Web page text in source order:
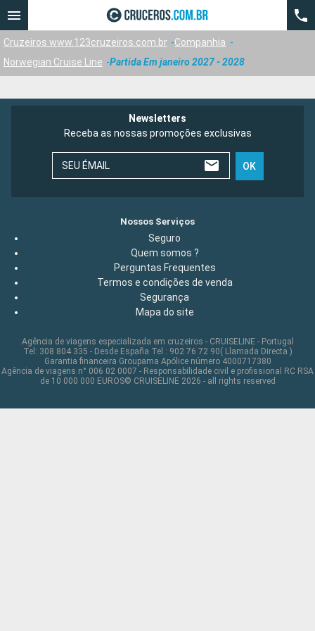
Cruzeiros www.123cruzeiros.com.br
Companhia
Norwegian Cruise Line
Partida Em janeiro 2027 - 2028
Newsletters
Receba as nossas promoções exclusivas
SEU ÉMAIL OK
Nossos Serviços
Seguro
Quem somos ?
Perguntas Frequentes
Termos e condições de venda
Segurança
Mapa do site
Agência de viagens especializada em cruzeiros - CRUISELINE - Portugal
Tel: 308 804 335 - Desde España Tel : 902 76 72 90( Llamada Directa )
Garantia financeira Groupama Apólice número 4000717380
Agência de viagens n° 006 02 0007 - Responsabilidade civil e profissional RC RSA
de 10 000 000 EUROS© CRUISELINE 2026 - all rights reserved